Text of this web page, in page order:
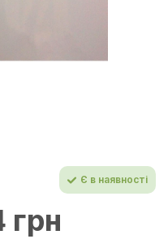
Є в наявності
грн